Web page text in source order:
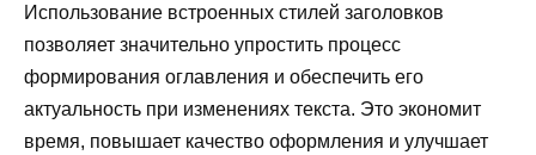
Использование встроенных стилей заголовков
позволяет значительно упростить процесс
формирования оглавления и обеспечить его
актуальность при изменениях текста. Это экономит
время, повышает качество оформления и улучшает